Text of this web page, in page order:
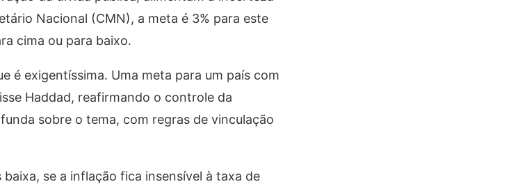
Nacional (CMN), a meta é 3% para este
cima ou para baixo.
é exigentíssima. Uma meta para um país com
Haddad, reafirmando o controle da
sobre o tema, com regras de vinculação
se a inflação fica insensível à taxa de